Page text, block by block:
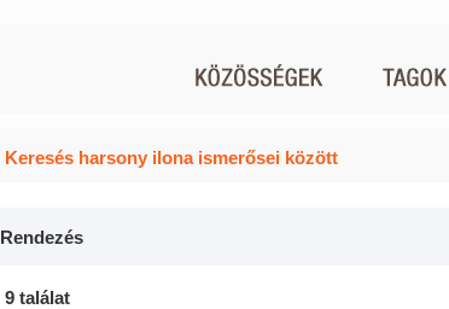
Keresés harsony ilona ismerősei között
Rendezés
9 találat